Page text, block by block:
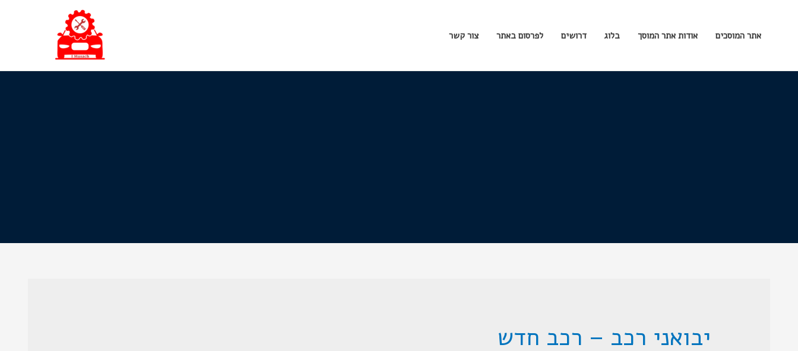
אתר המוסכים אודות אתר המוסך בלוג דרושים לפרסום באתר צור קשר
יבואני רכב – רכב חדש